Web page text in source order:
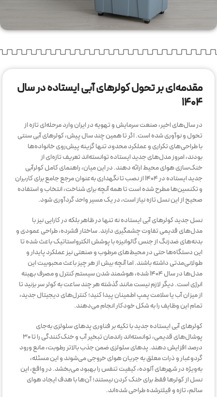
مقدمه‌ای بر تحول کولرهای آبی ایستاده در سال
۱۴۰۴
در سال‌های اخیر، صنعت سرمایش و تهویه در ایران وارد مرحله‌ای تازه از
تحول و نوآوری شده است. اگر تا همین چند سال پیش، کولرهای آبی سنتی
با طراحی‌های تکراری و عملکرد محدود تنها گزینه پیش‌روی خانواده‌ها
بودند، امروز مدل‌های جدید ایستاده توانسته‌اند تعریف تازه‌ای از
خنک‌سازی هوای محیط ارائه دهند. در این میان، راهنمای کامل کولرآبی
جدید ایستاده در ۱۴۰۴ از نصب تا نگهداری به‌عنوان مرجع جامع برای کاربران
و تکنسین‌ها مطرح شده است تا همه آنچه برای شناخت، انتخاب و استفاده
صحیح از این نسل تازه نیاز است، در یک مسیر واحد گردآوری شود.
نسل جدید کولرهای آبی ایستاده نه تنها در ظاهر بلکه در کارایی نیز با
مدل‌های قدیمی تفاوت چشمگیری دارند. ساختار فشرده، طراحی عمودی و
بدنه‌های ضدزنگ از جنس گالوانیزه با پوشش الکترواستاتیک باعث شده تا
این دستگاه‌ها حتی در محیط‌های مرطوب و صنعتی نیز عملکرد پایدار و
طولانی‌مدتی داشته باشند. اما آنچه بیش از هر چیز باعث محبوبیت این
مدل‌ها در سال ۱۴۰۴ شده، هوشمند شدن سیستم کنترل و مصرف بهینه
انرژی است. دیگر لازم نیست مانند گذشته هر چند ساعت به کولر سر بزنید تا
از میزان آب یا سلامت پمپ اطمینان پیدا کنید؛ کنترل‌های دیجیتال جدید،
تمام این وظایف را به شکل خودکار انجام می‌دهند.
کولرهای آبی ایستاده جدید با تکیه بر فناوری پدهای سلولزی به‌جای
پوشال‌های قدیمی، توانسته‌اند راندمان تبخیر آب و خنک‌کنندگی را تا ۳۰
درصد افزایش دهند. پدهای سلولزی ضمن جذب بالاتر رطوبت، مانع ورود
گردوغبار و ذرات معلق به جریان هوای خروجی می‌شوند و این مسئله،
به‌ویژه در شهرهای آلوده، کیفیت تنفس را بهبود می‌بخشد. در واقع، این
نسل از کولرها فقط برای خنک کردن نیستند؛ آن‌ها با هدف ایجاد هوای
سالم، تازه و فیلترشده طراحی شده‌اند.